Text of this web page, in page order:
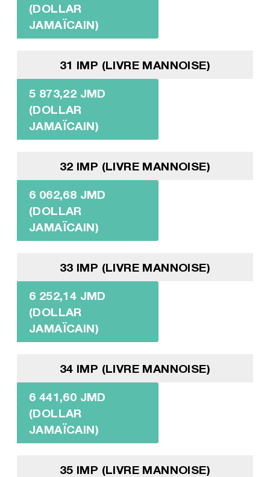
(DOLLAR
JAMAÏCAIN)
31 IMP (LIVRE MANNOISE)
5 873,22 JMD
(DOLLAR
JAMAÏCAIN)
32 IMP (LIVRE MANNOISE)
6 062,68 JMD
(DOLLAR
JAMAÏCAIN)
33 IMP (LIVRE MANNOISE)
6 252,14 JMD
(DOLLAR
JAMAÏCAIN)
34 IMP (LIVRE MANNOISE)
6 441,60 JMD
(DOLLAR
JAMAÏCAIN)
35 IMP (LIVRE MANNOISE)